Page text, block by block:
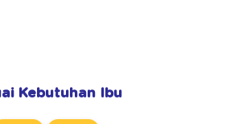
Kebutuhan Ibu